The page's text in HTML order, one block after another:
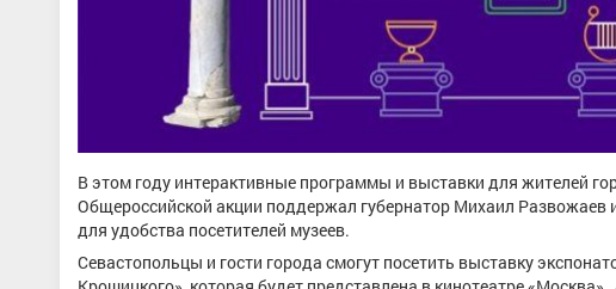
В этом году интерактивные программы и выставки для жителей
Общероссийской акции поддержал губернатор Михаил Развожаев
для удобства посетителей музеев.
Севастопольцы и гости города смогут посетить выставку